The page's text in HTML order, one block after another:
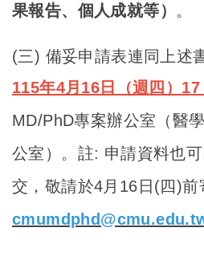
果報告、個人成就等） 。
(三) 備妥申請表連同上述
115年4月16日（週四）17
MD/PhD專案辦公室（醫
公室）。註: 申請資料也
交，敬請於4月16日(四)前